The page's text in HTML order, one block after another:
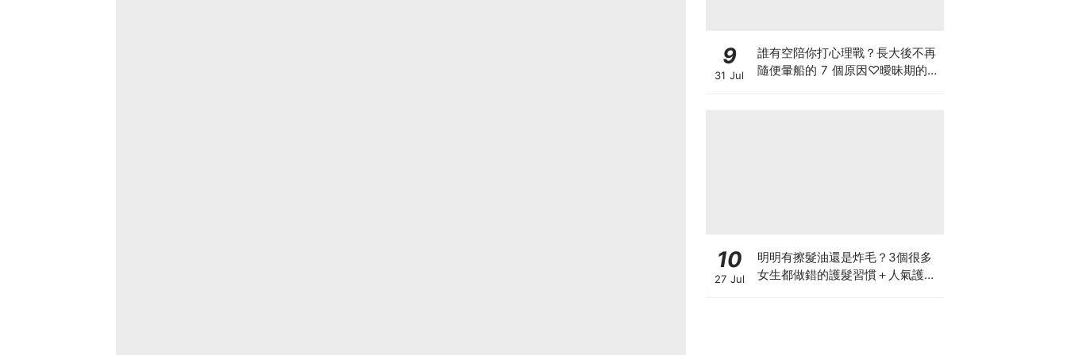
9
31 Jul
誰有空陪你打心理戰？長大後不再
隨便暈船的 7 個原因♡曖昧期的冷
10
27 Jul
明明有擦髮油還是炸毛？3個很多
女生都做錯的護髮習慣＋人氣護髮